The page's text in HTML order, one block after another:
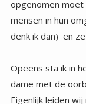
denk ik dan) en
Opeens sta ik in
dame met de
Eigenlijk leiden
wat jij allemaal
andere sfeer
en kijkt trots.
Wanneer we
over deze avond